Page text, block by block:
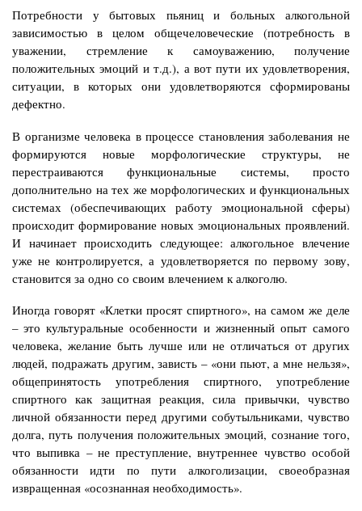
Потребности у бытовых пьяниц и больных алкогольной
зависимостью в целом общечеловеческие (потребность в
уважении, стремление к самоуважению, получение
положительных эмоций и т.д.), а вот пути их удовлетворения,
ситуации, в которых они удовлетворяются сформированы
дефектно.
В организме человека в процессе становления заболевания не
формируются новые морфологические структуры, не
перестраиваются функциональные системы, просто
дополнительно на тех же морфологических и функциональных
системах (обеспечивающих работу эмоциональной сферы)
происходит формирование новых эмоциональных проявлений.
И начинает происходить следующее: алкогольное влечение
уже не контролируется, а удовлетворяется по первому зову,
становится за одно со своим влечением к алкоголю.
Иногда говорят «Клетки просят спиртного», на самом же деле
– это культуральные особенности и жизненный опыт самого
человека, желание быть лучше или не отличаться от других
людей, подражать другим, зависть – «они пьют, а мне нельзя»,
общепринятость употребления спиртного, употребление
спиртного как защитная реакция, сила привычки, чувство
личной обязанности перед другими собутыльниками, чувство
долга, путь получения положительных эмоций, сознание того,
что выпивка – не преступление, внутреннее чувство особой
обязанности идти по пути алкоголизации, своеобразная
извращенная «осознанная необходимость».